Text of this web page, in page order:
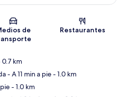
Sección del mapa
de
Restaurantes
0.7 km
- A 11 min a pie- 1.0 km
- 1.0 km